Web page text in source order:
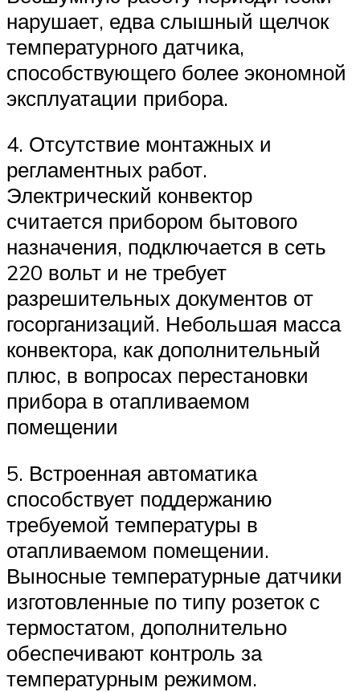
нарушает, едва слышный щелчок
температурного датчика,
способствующего более экономной
эксплуатации прибора.
4. Отсутствие монтажных и
регламентных работ.
Электрический конвектор
считается прибором бытового
назначения, подключается в сеть
220 вольт и не требует
разрешительных документов от
госорганизаций. Небольшая масса
конвектора, как дополнительный
плюс, в вопросах перестановки
прибора в отапливаемом
помещении
5. Встроенная автоматика
способствует поддержанию
требуемой температуры в
отапливаемом помещении.
Выносные температурные датчики
изготовленные по типу розеток с
термостатом, дополнительно
обеспечивают контроль за
температурным режимом.